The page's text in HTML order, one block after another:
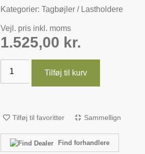
Kategorier:Tagbøjler / Lastholdere
Vejl. pris inkl. moms
1.525,00 kr.
Tilføj til kurv
Tilføj til favoritter Sammellign
Find forhandlere